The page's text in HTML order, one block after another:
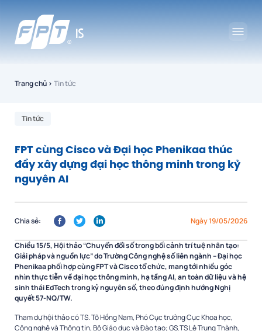
Trang chủ › Tin tức
Tin tức
FPT cùng Cisco và Đại học Phenikaa thúc
đẩy xây dựng đại học thông minh trong kỷ
nguyên AI
Ngày 19/05/2026
Chia sẻ:
Chiều 15/5, Hội thảo “Chuyển đổi số trong bối cảnh trí tuệ nhân tạo:
Giải pháp và nguồn lực” do Trường Công nghệ số liên ngành – Đại học
Phenikaa phối hợp cùng FPT và Cisco tổ chức, mang tới nhiều góc
nhìn thực tiễn về đại học thông minh, hạ tầng AI, an toàn dữ liệu và hệ
sinh thái EdTech trong kỷ nguyên số, theo đúng định hướng Nghị
quyết 57-NQ/TW.
Tham dự hội thảo có TS. Tô Hồng Nam, Phó Cục trưởng Cục Khoa học,
Công nghệ và Thông tin, Bộ Giáo dục và Đào tạo; GS.TS Lê Trung Thành,